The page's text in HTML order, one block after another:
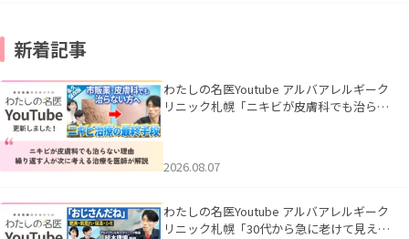
新着記事
わたしの名医Youtube アルバアレルギーク
リニック札幌「ニキビが皮膚科でも治らな
2026.08.07
わたしの名医Youtube アルバアレルギーク
リニック札幌「30代から急に老けて見える